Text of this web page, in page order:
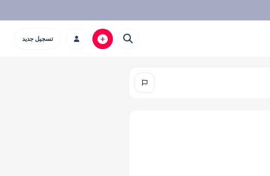
تسجيل جديد